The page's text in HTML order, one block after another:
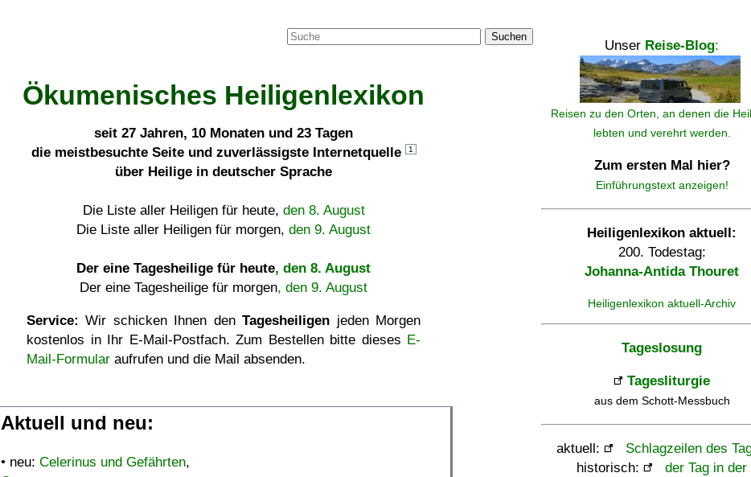
Suchen
Ökumenisches Heiligenlexikon
seit 27 Jahren, 10 Monaten und 23 Tagen
die meistbesuchte Seite und zuverlässigste Internetquelle
1
über Heilige in deutscher Sprache
Die Liste aller Heiligen für heute, den 8. August
Die Liste aller Heiligen für morgen, den 9. August
Der eine Tagesheilige für heute, den 8. August
Der eine Tagesheilige für morgen, den 9. August
Service: Wir schicken Ihnen denTagesheiligen jeden Morgen
kostenlos in Ihr E-Mail-Postfach. Zum Bestellen bitte dieses E-
Mail-Formular aufrufen und die Mail absenden.
Aktuell und neu:
• neu: Celerinus und Gefährten,
Unser Reise-Blog:
Reisen zu den Orten, an denen die
lebten und verehrt werden.
Zum ersten Mal hier?
Einführungstext anzeigen!
Heiligenlexikon aktuell:
200. Todestag:
Johanna-Antida Thouret
Heiligenlexikon aktuell-Archiv
Tageslosung
Tagesliturgie
aus dem Schott-Messbuch
aktuell:
Schlagzeilen des
historisch:
der Tag in der